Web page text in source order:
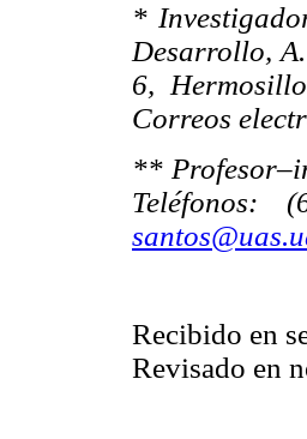
*
Desarrollo,
6,
Correos
**
Teléfonos:
Recibido en
Revisado en